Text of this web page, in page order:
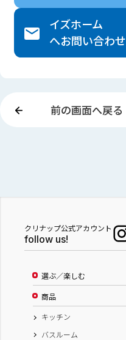
イズホーム
へお問い合わせ
前の画面へ戻る
クリナップ公式アカウント
follow us!
選ぶ／楽しむ
商品
キッチン
バスルーム